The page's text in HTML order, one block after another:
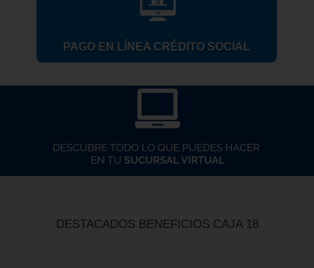
PAGO EN LÍNEA CRÉDITO SOCIAL
DESTACADOS BENEFICIOS CAJA 18